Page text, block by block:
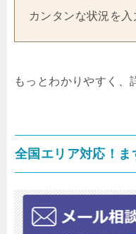
カンタンな状況を
もっとわかりやすく、
全国エリア対応！